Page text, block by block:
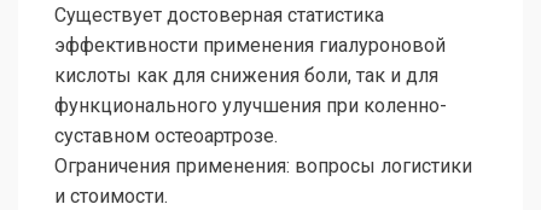
Существует достоверная статистика
эффективности применения гиалуроновой
кислоты как для снижения боли, так и для
функционального улучшения при коленно-
суставном остеоартрозе.
Ограничения применения: вопросы логистики
и стоимости.